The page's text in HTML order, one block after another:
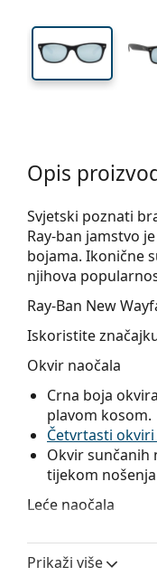
Opis
Svjetski poznati
Ray-ban jamstvo
bojama. Ikonične
njihova
Ray-Ban New
Iskoristite
Okvir naočala
Crna boja
plavom kosom.
Četvrtasti
Okvir sunčanih
tijekom
Leće naočala
iskrivljuju boje.
Prikaži više